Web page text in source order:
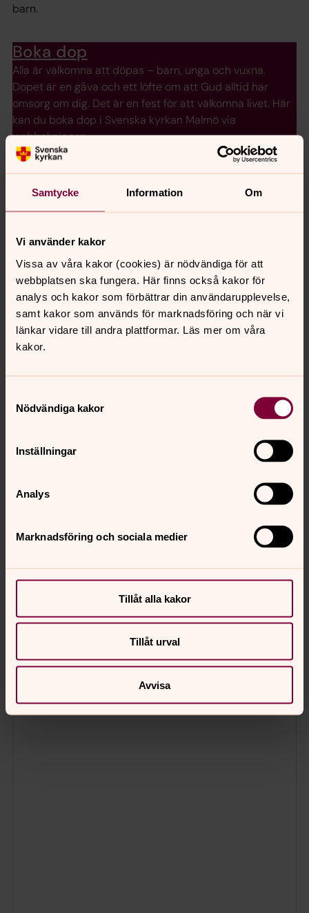
Samtycke Information Om
Vi använder kakor
Vissa av våra kakor (cookies) är nödvändiga för att
webbplatsen ska fungera. Här finns också kakor för
analys och kakor som förbättrar din användarupplevelse,
samt kakor som används för marknadsföring och när vi
länkar vidare till andra plattformar. Läs mer om våra
kakor.
Nödvändiga kakor
Inställningar
Analys
Marknadsföring och sociala medier
Tillåt alla kakor
Tillåt urval
Avvisa
barn.
Boka dop
Alla är välkomna att döpas – barn, unga och vuxna.
Dopet är en gåva och ett löfte om att Gud alltid har
omsorg om dig. Det är en fest för att välkomna livet. Här
kan du boka dop i Svenska kyrkan Malmö via
webbokningen.
Aktuellt från Tygelsjö kyrka